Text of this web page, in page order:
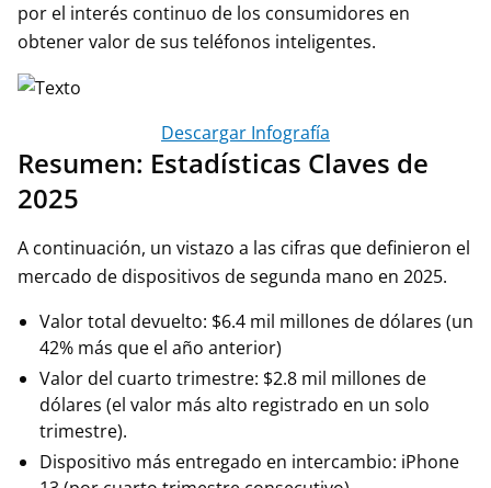
por el interés continuo de los consumidores en
obtener valor de sus teléfonos inteligentes.
Descargar Infografía
Resumen: Estadísticas Claves de
2025
A continuación, un vistazo a las cifras que definieron el
mercado de dispositivos de segunda mano en 2025.
Valor total devuelto: $6.4 mil millones de dólares (un
42% más que el año anterior)
Valor del cuarto trimestre: $2.8 mil millones de
dólares (el valor más alto registrado en un solo
trimestre).
Dispositivo más entregado en intercambio: iPhone